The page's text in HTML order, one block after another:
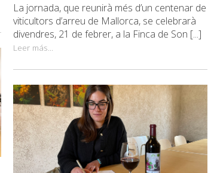
La jornada, que reunirà més d’un centenar de
viticultors d’arreu de Mallorca, se celebrarà
divendres, 21 de febrer, a la Finca de Son [...]
Leer más...